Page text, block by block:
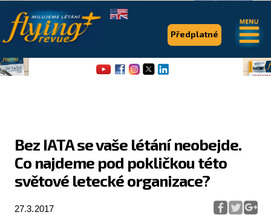
Bez IATA se vaše létání neobejde.
Co najdeme pod pokličkou této
světové letecké organizace?
27.3.2017
Předplatné
.
Flying Revue
Články